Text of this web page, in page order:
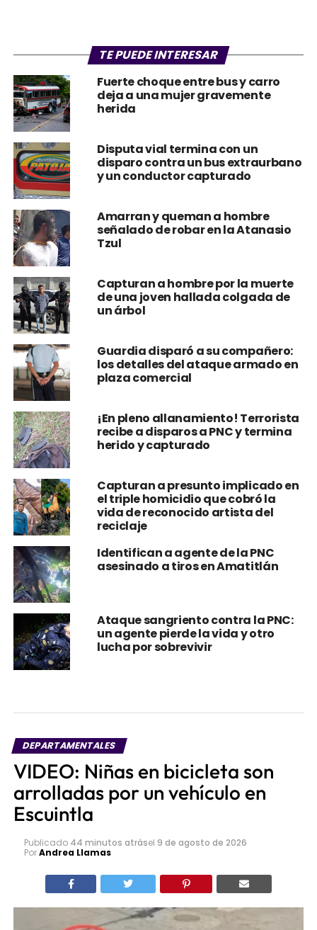
TE PUEDE INTERESAR
Fuerte choque entre bus y carro
deja a una mujer gravemente
herida
Disputa vial termina con un
disparo contra un bus extraurbano
y un conductor capturado
Amarran y queman a hombre
señalado de robar en la Atanasio
Tzul
Capturan a hombre por la muerte
de una joven hallada colgada de
un árbol
Guardia disparó a su compañero:
los detalles del ataque armado en
plaza comercial
¡En pleno allanamiento! Terrorista
recibe a disparos a PNC y termina
herido y capturado
Capturan a presunto implicado en
el triple homicidio que cobró la
vida de reconocido artista del
reciclaje
Identifican a agente de la PNC
asesinado a tiros en Amatitlán
Ataque sangriento contra la PNC:
un agente pierde la vida y otro
lucha por sobrevivir
DEPARTAMENTALES
VIDEO: Niñas en bicicleta son
arrolladas por un vehículo en
Escuintla
Publicado 44 minutos atrásel 9 de agosto de 2026
PorAndrea Llamas